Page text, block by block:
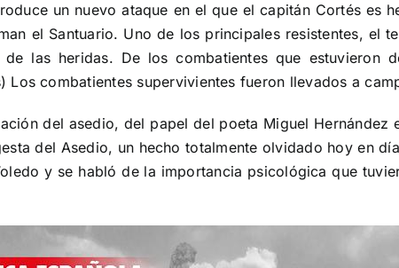
un nuevo ataque en el que el capitán Cortés es
el Santuario. Uno de los principales resistentes, el
las heridas. De los combatientes que estuvieron
combatientes supervivientes fueron llevados a
del asedio, del papel del poeta Miguel
del Asedio, un hecho totalmente olvidado hoy en
y se habló de la importancia psicológica que